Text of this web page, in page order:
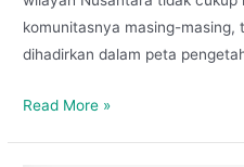
komunitasnya masing-
dihadirkan dalam peta
Read More »